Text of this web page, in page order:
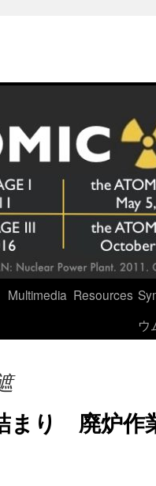
Multimedia Resources
ウ
まり 廃炉作